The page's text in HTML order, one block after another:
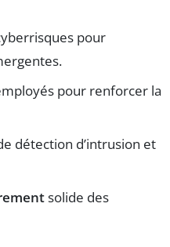
pour
pour renforcer la
détection d’intrusion et
solide des